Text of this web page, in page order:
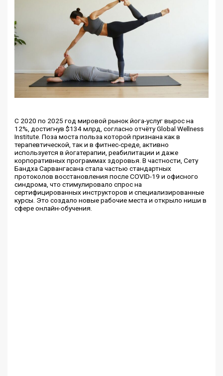
С 2020 по 2025 год мировой рынок йога-услуг вырос на
12%, достигнув $134 млрд, согласно отчёту Global Wellness
Institute. Поза моста польза которой признана как в
терапевтической, так и в фитнес-среде, активно
используется в йогатерапии, реабилитации и даже
корпоративных программах здоровья. В частности, Сету
Бандха Сарвангасана стала частью стандартных
протоколов восстановления после COVID-19 и офисного
синдрома, что стимулировало спрос на
сертифицированных инструкторов и специализированные
курсы. Это создало новые рабочие места и открыло ниши в
сфере онлайн-обучения.